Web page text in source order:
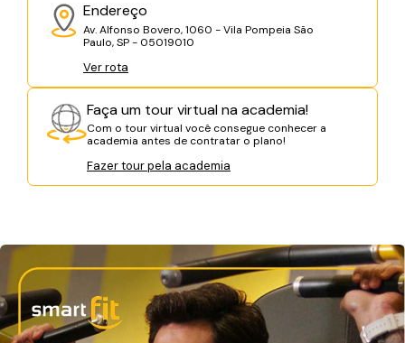
Endereço
Av. Alfonso Bovero, 1060 - Vila Pompeia São
Paulo, SP - 05019010
Ver rota
Faça um tour virtual na academia!
Com o tour virtual você consegue conhecer a
academia antes de contratar o plano!
Fazer tour pela academia